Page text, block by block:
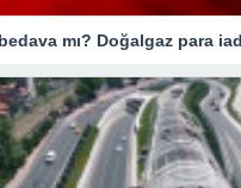
mı? Doğalgaz para